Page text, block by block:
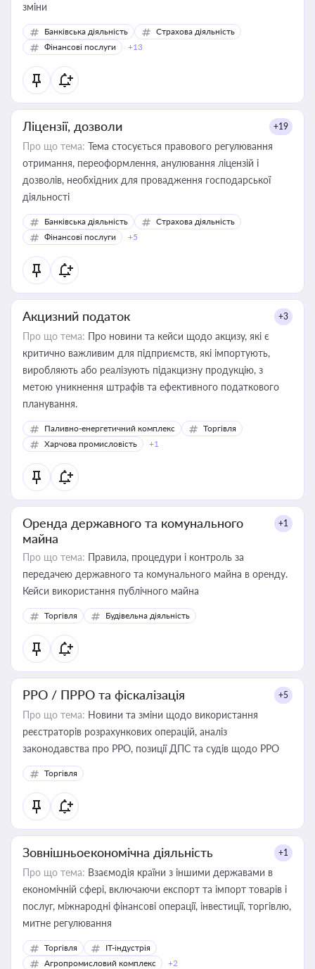
зміни
Банківська діяльність
Страхова діяльність
Фінансові послуги
+13
Ліцензії, дозволи +19
Про що тема: Тема стосується правового регулювання
отримання, переоформлення, анулювання ліцензій і
дозволів, необхідних для провадження господарської
діяльності
Банківська діяльність
Страхова діяльність
Фінансові послуги
+5
Акцизний податок +3
Про що тема: Про новини та кейси щодо акцизу, які є
критично важливим для підприємств, які імпортують,
виробляють або реалізують підакцизну продукцію, з
метою уникнення штрафів та ефективного податкового
планування.
Паливно-енергетичний комплекс
Торгівля
Харчова промисловість
+1
Оренда державного та комунального
майна
+1
Про що тема: Правила, процедури і контроль за
передачею державного та комунального майна в оренду.
Кейси використання публічного майна
Торгівля Будівельна діяльність
РРО / ПРРО та фіскалізація +5
Про що тема: Новини та зміни щодо використання
реєстраторів розрахункових операцій, аналіз
законодавства про РРО, позиції ДПС та судів щодо РРО
Торгівля
Зовнішньоекономічна діяльність +1
Про що тема: Взаємодія країни з іншими державами в
економічній сфері, включаючи експорт та імпорт товарів і
послуг, міжнародні фінансові операції, інвестиції, торгівлю,
митне регулювання
Торгівля
IT-індустрія
Агропромисловий комплекс
+2